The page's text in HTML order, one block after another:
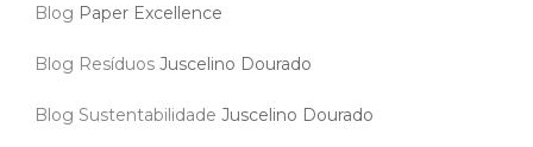
Blog Paper Excellence
Blog Resíduos Juscelino Dourado
Blog Sustentabilidade Juscelino Dourado